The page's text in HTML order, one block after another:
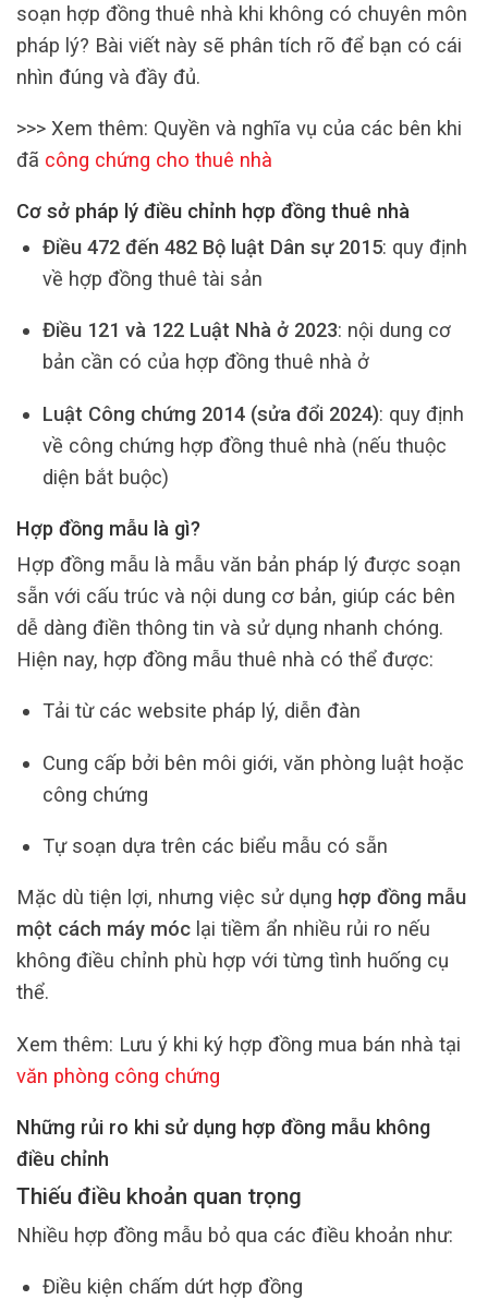
soạn hợp đồng thuê nhà khi không có chuyên môn
pháp lý? Bài viết này sẽ phân tích rõ để bạn có cái
nhìn đúng và đầy đủ.
>>> Xem thêm: Quyền và nghĩa vụ của các bên khi
đã công chứng cho thuê nhà
Cơ sở pháp lý điều chỉnh hợp đồng thuê nhà
Điều 472 đến 482 Bộ luật Dân sự 2015: quy định
về hợp đồng thuê tài sản
Điều 121 và 122 Luật Nhà ở 2023: nội dung cơ
bản cần có của hợp đồng thuê nhà ở
Luật Công chứng 2014 (sửa đổi 2024): quy định
về công chứng hợp đồng thuê nhà (nếu thuộc
diện bắt buộc)
Hợp đồng mẫu là gì?
Hợp đồng mẫu là mẫu văn bản pháp lý được soạn
sẵn với cấu trúc và nội dung cơ bản, giúp các bên
dễ dàng điền thông tin và sử dụng nhanh chóng.
Hiện nay, hợp đồng mẫu thuê nhà có thể được:
Tải từ các website pháp lý, diễn đàn
Cung cấp bởi bên môi giới, văn phòng luật hoặc
công chứng
Tự soạn dựa trên các biểu mẫu có sẵn
Mặc dù tiện lợi, nhưng việc sử dụng hợp đồng mẫu
một cách máy móc lại tiềm ẩn nhiều rủi ro nếu
không điều chỉnh phù hợp với từng tình huống cụ
thể.
Xem thêm: Lưu ý khi ký hợp đồng mua bán nhà tại
văn phòng công chứng
Những rủi ro khi sử dụng hợp đồng mẫu không
điều chỉnh
Thiếu điều khoản quan trọng
Nhiều hợp đồng mẫu bỏ qua các điều khoản như:
Điều kiện chấm dứt hợp đồng